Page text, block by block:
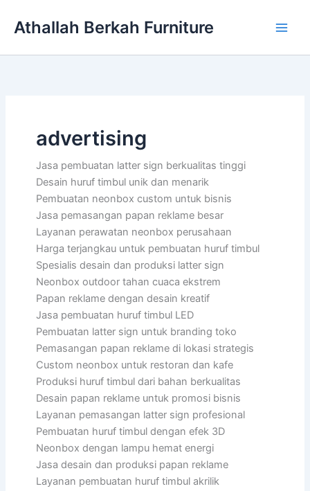
Athallah Berkah Furniture
advertising
Jasa pembuatan latter sign berkualitas tinggi
Desain huruf timbul unik dan menarik
Pembuatan neonbox custom untuk bisnis
Jasa pemasangan papan reklame besar
Layanan perawatan neonbox perusahaan
Harga terjangkau untuk pembuatan huruf timbul
Spesialis desain dan produksi latter sign
Neonbox outdoor tahan cuaca ekstrem
Papan reklame dengan desain kreatif
Jasa pembuatan huruf timbul LED
Pembuatan latter sign untuk branding toko
Pemasangan papan reklame di lokasi strategis
Custom neonbox untuk restoran dan kafe
Produksi huruf timbul dari bahan berkualitas
Desain papan reklame untuk promosi bisnis
Layanan pemasangan latter sign profesional
Pembuatan huruf timbul dengan efek 3D
Neonbox dengan lampu hemat energi
Jasa desain dan produksi papan reklame
Layanan pembuatan huruf timbul akrilik